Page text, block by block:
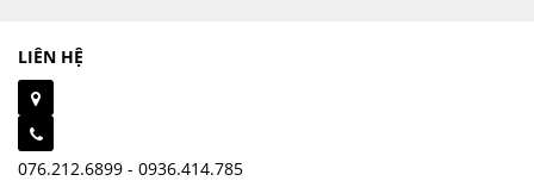
LIÊN HỆ
076.212.6899 - 0936.414.785